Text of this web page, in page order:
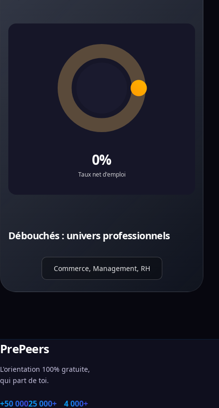
0%
Taux net d'emploi
Débouchés : univers professionnels
Commerce, Management, RH
PrePeers
L'orientation 100% gratuite,
qui part de toi.
+50 00025 000+ 4 000+